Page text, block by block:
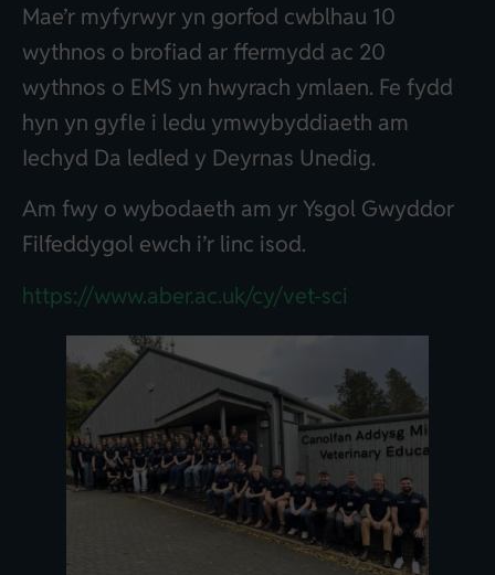
Mae’r myfyrwyr yn gorfod cwblhau 10
wythnos o brofiad ar ffermydd ac 20
wythnos o EMS yn hwyrach ymlaen. Fe fydd
hyn yn gyfle i ledu ymwybyddiaeth am
Iechyd Da ledled y Deyrnas Unedig.
Am fwy o wybodaeth am yr Ysgol Gwyddor
Filfeddygol ewch i’r linc isod.
https://www.aber.ac.uk/cy/vet-sci